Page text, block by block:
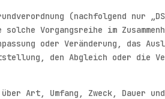
(nachfolgend nur
Vorgangsreihe im
oder Veränderung, das
den Abgleich oder die
Art, Umfang, Zweck, Dauer